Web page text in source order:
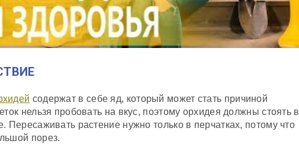
содержат в себе яд, который может стать причиной
нельзя пробовать на вкус, поэтому орхидея должны стоять в
Пересаживать растение нужно только в перчатках, потому что
порез.